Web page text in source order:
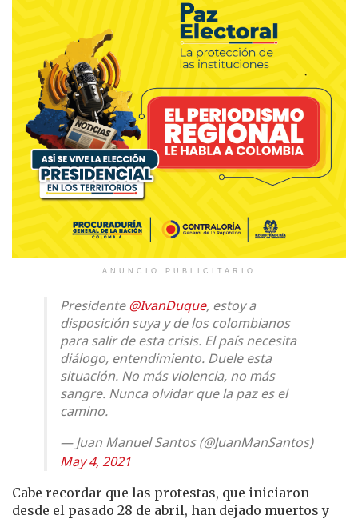
ANUNCIO PUBLICITARIO
Presidente@IvanDuque, estoy a
disposición suya y de los colombianos
para salir de esta crisis. El país necesita
diálogo, entendimiento. Duele esta
situación. No más violencia, no más
sangre. Nunca olvidar que la paz es el
camino.
— Juan Manuel Santos (@JuanManSantos)
May 4, 2021
Cabe recordar que las protestas, que iniciaron
desde el pasado 28 de abril, han dejado muertos y